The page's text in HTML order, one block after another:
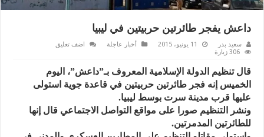
داعش يفجر طائرتين حربيتين في ليبيا
سعيد بدر 11 يونيو، 2015 أخبار عاجلة
اضف تعليق
306 زيارة
قال تنظيم الدولة الإسلامية المعروف بـ”داعش”، اليوم
الخميس إنه فجر طائرتين حربيتين في قاعدة جوية استولى
عليها قرب مدينة سرت بوسط ليبيا.
ونشر التنظيم صورا على مواقع التواصل الاجتماعي قال إنها
للطائرتين المدمرتين.